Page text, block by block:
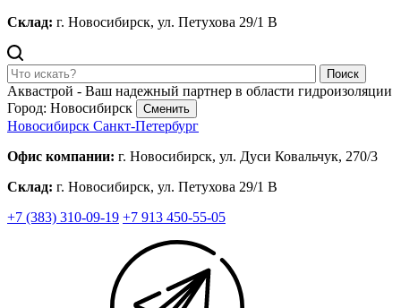
Склад: г. Новосибирск, ул. Петухова 29/1 В
Поиск
Аквастрой - Ваш надежный партнер в области гидроизоляции
Город: Новосибирск
Сменить
Новосибирск Санкт-Петербург
Офис компании: г. Новосибирск, ул. Дуси Ковальчук, 270/3
Склад: г. Новосибирск, ул. Петухова 29/1 В
+7 (383) 310-09-19 +7 913 450-55-05